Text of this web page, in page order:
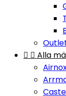
  Alla